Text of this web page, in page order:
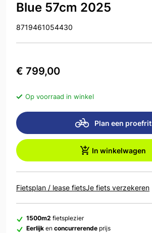
Blue 57cm 2025
8719461054430
€ 799,00
Op voorraad in winkel
Plan een proefrit
In winkelwagen
Fietsplan / lease fietsJe fiets verzekeren
1500m2 fietsplezier
Eerlijk en concurrerende prijs